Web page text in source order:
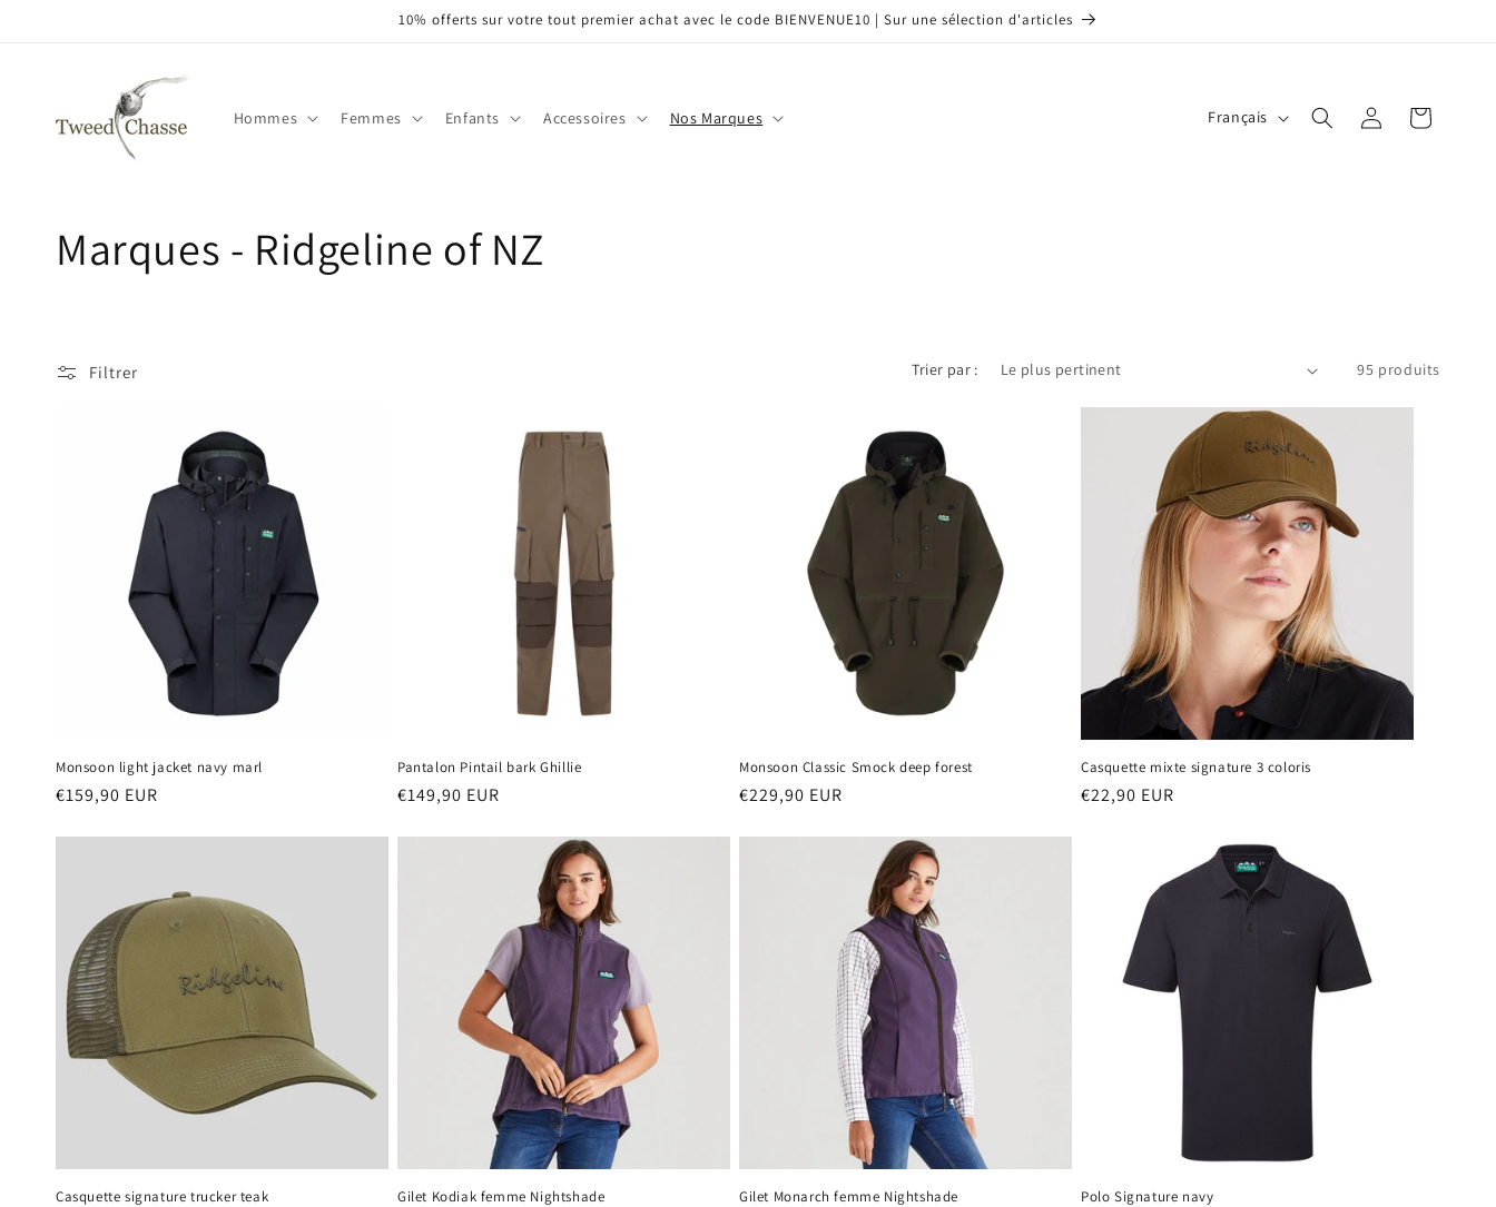
10% offerts sur votre tout premier achat avec le code BIENVENUE10 | Sur une sélection d'articles
Hommes Femmes Enfants Accessoires Nos Marques Français Connexion Panier
C
l
n
:
Marques - Ridgeline of NZ
Filtrer Trier par : 95 produits
Monsoon light jacket navy marl
Prix
€159,90 EUR
Pantalon Pintail bark Ghillie
Prix
€149,90 EUR
Monsoon Classic Smock deep forest
Prix
€229,90 EUR
Casquette mixte signature 3 coloris
Prix
€22,90 EUR
Casquette signature trucker teak Gilet Kodiak femme Nightshade Gilet Monarch femme Nightshade Polo Signature navy